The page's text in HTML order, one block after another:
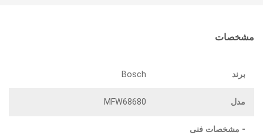
مشخصات
برند Bosch
مدل MFW68680
- مشخصات فنی